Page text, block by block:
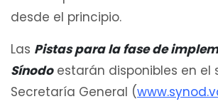
desde el principio.
Las Pistas para la fase de
Sínodoestarán disponibles en el
Secretaría General (